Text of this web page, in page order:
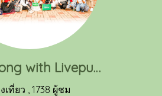
Hongkong with Livepure 2023
เที่ยว 1738 ผู้ชม